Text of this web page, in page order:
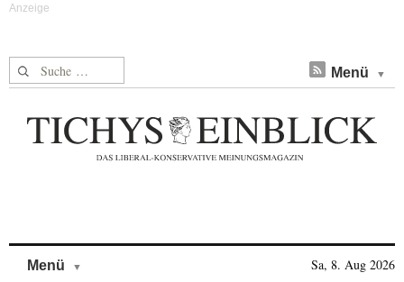
Suche nach: Menü
Menü Sa, 8. Aug 2026